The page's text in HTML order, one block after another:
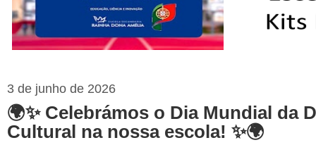
3 de junho de 2026
🌍✨ Celebrámos o Dia Mundial da
Cultural na nossa escola! ✨🌍